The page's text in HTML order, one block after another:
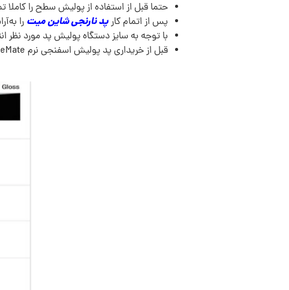
حتما قبل از استفاده از پولیش سطح را کاملا
پس از اتمام کارپد نارنجی شاین میت را
با توجه به سایز دستگاه پولیش پد مورد نظر
قبل از خریداری پد پولیش اسفنجی نرم ShineMate مدل T40 تخت